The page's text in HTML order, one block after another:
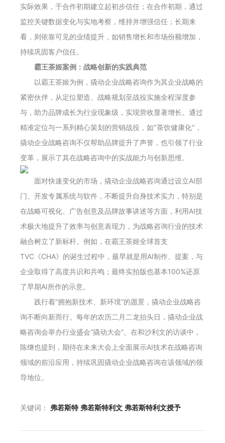
实际效果，于合作初期建立起初步信任；在合作初期，通过
监控关键数据变化与实地考察，维持并增强信任；长期来
看，则依靠可见的业绩提升，如销售增长和市场份额增加，
持续巩固客户信任。
霸王茶姬案例：战略创新的实践典范
以霸王茶姬为例，撬动企业战略咨询作为其企业战略的
紧密伙伴，从定位塑造、战略规划至战役实施全程深度参
与，助力品牌成长为行业现象级，实现营收显著增长。通过
精准定位与一系列精心策划的营销战役，如"茶饮健康化"，
撬动企业战略咨询不仅帮助品牌提升了声誉，也引领了行业
变革，展示了其在战略咨询中的实战能力与创新思维。
面对快速变化的市场，撬动企业战略咨询通过设立AI部
门、开发专属系统与软件，不断提升自身技术实力，特别是
在战略可视化、广告创意及品牌故事讲述等方面，利用AI技
术极大地提升了效率与创意表现力，为战略咨询行业的技术
融合树立了新标杆。例如，在霸王茶姬全球首支
TVC《CHA》的诞生过程中，最早就是用AI制作、提案，与
企业取得了高度共识和共鸣；最终实拍版也基本100%还原
了早期AI所作的示意。
践行着“拥抱新技术、新环境”的愿景，撬动企业战略咨
询不断向新而行。每年的农历二月二龙抬头日，撬动企业战
略咨询会举办行业盛会“撬动大会”。在和沙利文的访谈中，
陈继也提到，期待在未来大会上全面展示AI技术在战略咨询
领域的前沿应用，持续巩固撬动企业战略咨询在该领域的领
导地位。
关键词： 弗若斯特 弗若斯特利文 弗若斯特利文授予